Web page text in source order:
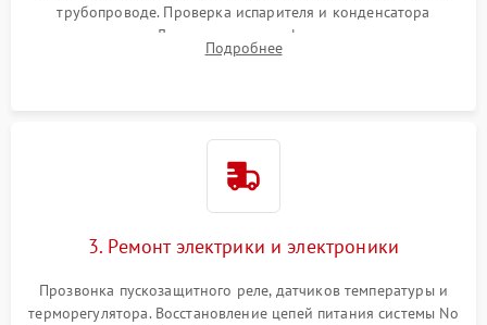
трубопроводе. Проверка испарителя и конденсатора
течеискателем. Демонтаж старого фильтра-осушителя и
продувка капиллярной трубки для устранения засоров.
Подробнее
3. Ремонт электрики и электроники
Прозвонка пускозащитного реле, датчиков температуры и
терморегулятора. Восстановление цепей питания системы No